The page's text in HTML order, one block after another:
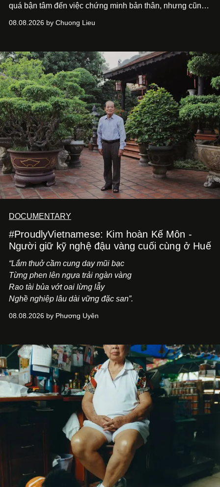
quá bận tâm đến việc chứng minh bản thân, nhưng cũng
phim điện ảnh trong nửa đầu 2026 đến hành trình trở lại
bằng một tâm thế điềm tĩnh hơn. Anh tiếp tục học hỏi, trau
dồi và chờ đợi những vai diễn đủ sức đưa mình đến
những vùng đất mới. Ở tuổi ngoài 30, điều anh theo đuổi
không phải những đích đến quá lớn, mà là khả năng luôn
tiến về phía trước.
08.08.2026 by Chuong Lieu
DOCUMENTARY
#ProudlyVietnamese: Kim hoàn Kế Môn -
Người giữ kỹ nghệ đậu vàng cuối cùng ở Huế
“Lắm thuở cầm cung day mũi bạc
Từng phen lên ngựa trải ngàn vàng
Rao tài bủa vớt oai lừng lẫy
Nghề nghiệp lâu dài vững đặc san”.
08.08.2026 by Phương Uyên